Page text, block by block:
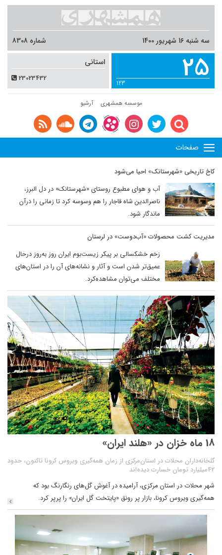
25
123
سه شنبه 16 شهریور 1400 شماره 8308
استانی
23023432
موسسه همشهری آرشیو
صفحات
کاخ تاریخی «شهرستانک» احیا می‌شود
آب و هوای مطبوع روستای «شهرستانک» در دل البرز،
ناصرالدین شاه قاجار را هم وسوسه کرد تا زمانی را درآن
ماندگار شود.
مدیریت کشت‌ محصولات «آب‌دوست» در لرستان
زخم خشکسالی بر پیکر زیست‌بوم ایران روز به‌روز درحال
عمیق‌تر شدن است و آثار و نشانه‌های آن را در استان‌های
مختلف می‌توان مشاهده‌کرد.
18 ماه خزان در «هلند ایران»
گلخانه‌داران محلات در استان‌مرکزی از زمان همه‌گیری ویروس کرونا تاکنون، حدود
42میلیارد تومان خسارت دیده‌اند
شهر محلات در استان مرکزی، آرامیده در آغوش گل‌های رنگارنگ بود که
همه‌گیری ویروس کرونا، بازار پر رونق «پایتخت گل ایران» را پرپر کرد.